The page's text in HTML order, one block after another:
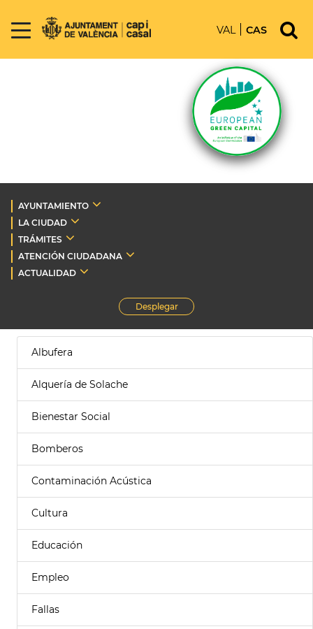
VAL CAS
AYUNTAMIENTO
LA CIUDAD
TRÁMITES
ATENCIÓN CIUDADANA
ACTUALIDAD
Desplegar
Albufera
Alquería de Solache
Bienestar Social
Bomberos
Contaminación Acústica
Cultura
Educación
Empleo
Fallas